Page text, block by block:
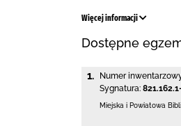
Więcej informacji
Dostępne
1. Numer
Sygnatura:
Miejska i Powiatowa